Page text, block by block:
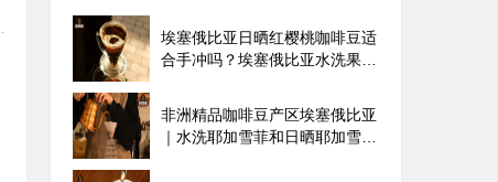
埃塞俄比亚日晒红樱桃咖啡豆适
合手冲吗？埃塞俄比亚水洗果丁
非洲精品咖啡豆产区埃塞俄比亚
｜水洗耶加雪菲和日晒耶加雪菲